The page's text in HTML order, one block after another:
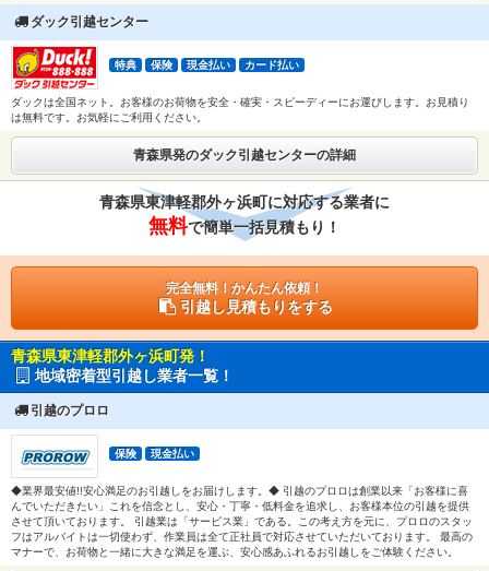
ダック引越センター
特典 保険 現金払い カード払い
ダックは全国ネット。お客様のお荷物を安全・確実・スピーディーにお運びします。お見積り
は無料です。お気軽にご利用ください。
青森県発のダック引越センターの詳細
青森県東津軽郡外ヶ浜町に対応する業者に
無料で簡単一括見積もり！
完全無料！かんたん依頼！
引越し見積もりをする
青森県東津軽郡外ヶ浜町発！
地域密着型引越し業者一覧！
引越のプロロ
保険 現金払い
◆業界最安値!!安心満足のお引越しをお届けします。◆ 引越のプロロは創業以来「お客様に喜
んでいただきたい」これを信念とし、安心・丁寧・低料金を追求し、お客様本位の引越を提供
させて頂いております。 引越業は「サービス業」である。この考え方を元に、プロロのスタッ
フはアルバイトは一切使わず、作業員は全て正社員で対応させていただいております。 最高の
マナーで、お荷物と一緒に大きな満足を運ぶ、安心感あふれるお引越しをご体験ください。